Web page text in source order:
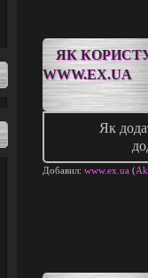
ЯК
WWW.EX.UA
Як
Добавил: www.ex.ua (